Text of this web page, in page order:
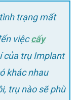
trạng mất
việccấy
của trụ Implant
khác nhau
trụ nào sẽ phù